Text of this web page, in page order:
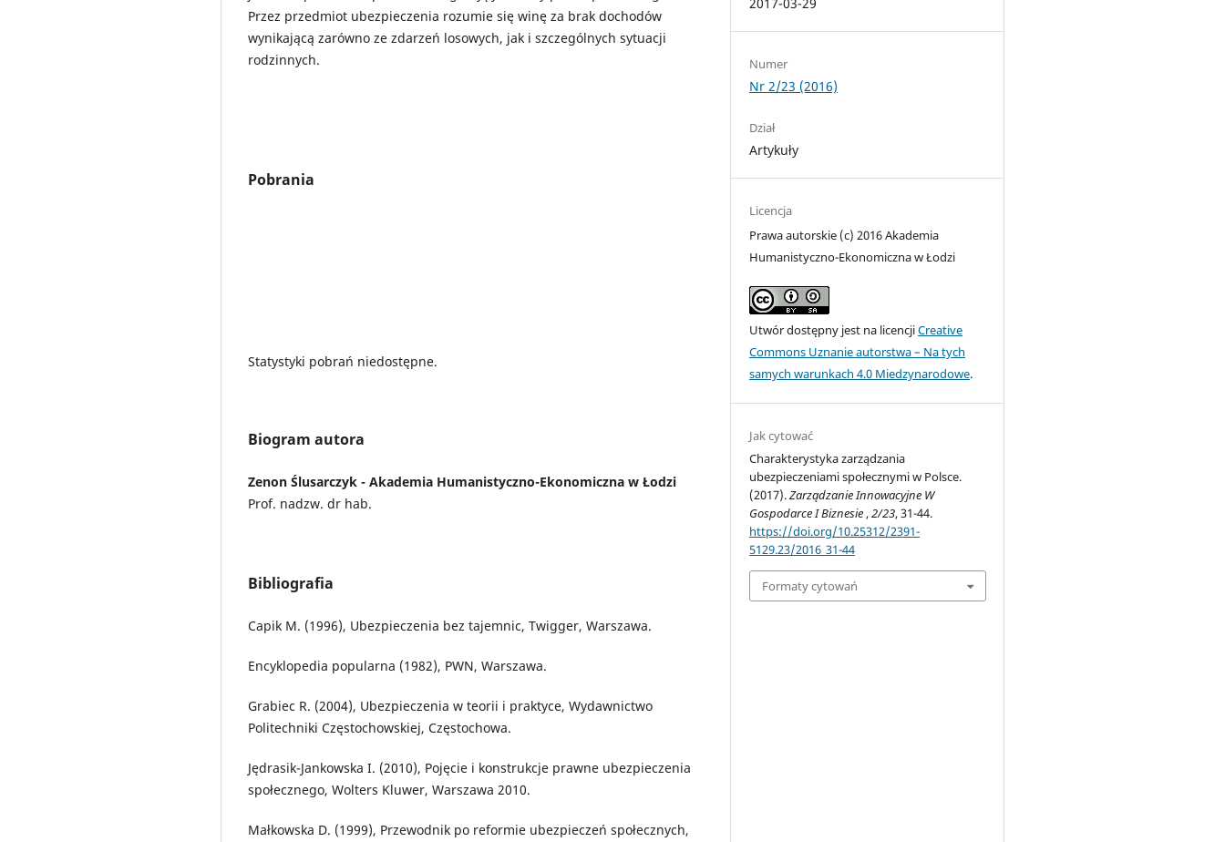
Przez przedmiot ubezpieczenia rozumie się winę za brak dochodów
wynikającą zarówno ze zdarzeń losowych, jak i szczególnych sytuacji
rodzinnych.
Pobrania
Statystyki pobrań niedostępne.
Biogram autora
Zenon Ślusarczyk - Akademia Humanistyczno-Ekonomiczna w Łodzi
Prof. nadzw. dr hab.
Bibliografia
Capik M. (1996), Ubezpieczenia bez tajemnic, Twigger, Warszawa.
Encyklopedia popularna (1982), PWN, Warszawa.
Grabiec R. (2004), Ubezpieczenia w teorii i praktyce, Wydawnictwo
Politechniki Częstochowskiej, Częstochowa.
Jędrasik-Jankowska I. (2010), Pojęcie i konstrukcje prawne ubezpieczenia
społecznego, Wolters Kluwer, Warszawa 2010.
Małkowska D. (1999), Przewodnik po reformie ubezpieczeń społecznych,
Numer
Nr 2/23 (2016)
Dział
Artykuły
Licencja
Prawa autorskie (c) 2016 Akademia
Humanistyczno-Ekonomiczna w Łodzi
Utwór dostępny jest na licencjiCreative
Commons Uznanie autorstwa – Na tych
samych warunkach 4.0 Miedzynarodowe.
Jak cytować
Charakterystyka zarządzania
ubezpieczeniami społecznymi w Polsce.
(2017).Zarządzanie Innowacyjne W
Gospodarce I Biznesie,2/23, 31-44.
https://doi.org/10.25312/2391-
5129.23/2016_31-44
Formaty cytowań